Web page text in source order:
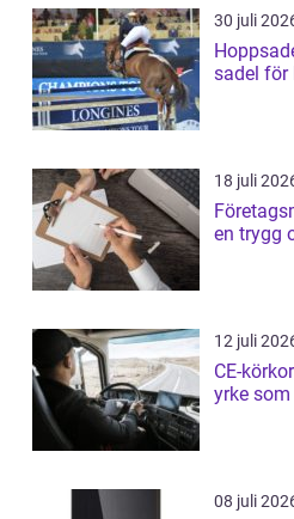
30 juli
sadel för
18 juli
en trygg
12 juli
CE-
yrke
08 juli